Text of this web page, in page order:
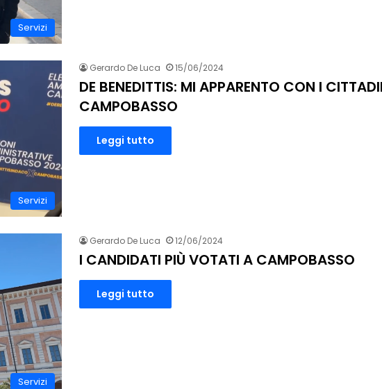
Servizi
Servizi
Gerardo De Luca 15/06/2024
DE BENEDITTIS: MI APPARENTO CON I
CAMPOBASSO
Leggi tutto
Servizi
Gerardo De Luca 12/06/2024
I CANDIDATI PIÙ VOTATI A CAMPOBASSO
Leggi tutto